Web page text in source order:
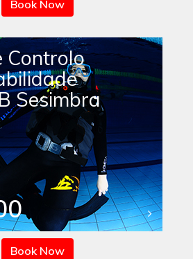
Book Now
Controlo
Sesimbra
Book Now